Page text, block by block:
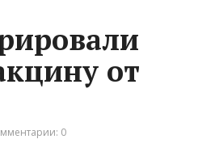
от
0